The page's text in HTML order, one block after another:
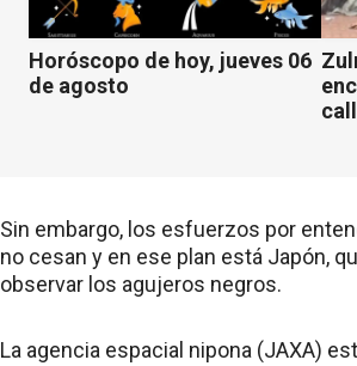
Horóscopo de hoy, jueves 06
de agosto
Sin embargo, los esfuerzos por
no cesan y en ese plan está Japón,
observar los agujeros negros.
La agencia espacial nipona (JAXA)